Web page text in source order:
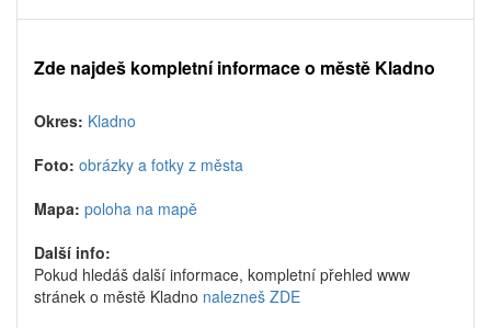
Zde najdeš kompletní informace o městě Kladno
Okres: Kladno
Foto: obrázky a fotky z města
Mapa: poloha na mapě
Další info:
Pokud hledáš další informace, kompletní přehled www
stránek o městě Kladno nalezneš ZDE